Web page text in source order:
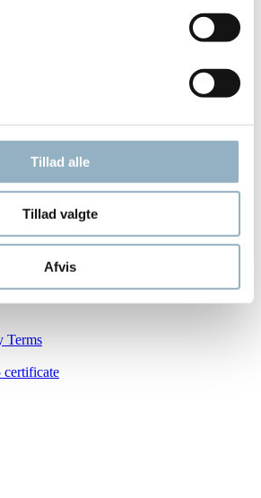
Tillad alle
Tillad valgte
Afvis
on model). These easy-to-maintain
of bath sizes and models, with digital
Solutions A/S
Terms
certificate